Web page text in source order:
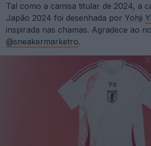
Tal como a camisa titular de 2024, a
Japão 2024 foi desenhada por Yohji
inspirada nas chamas. Agradece ao
@sneakermarketro.